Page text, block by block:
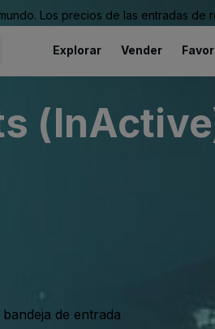
Los precios de las entradas
Explorar Vender
de entrada